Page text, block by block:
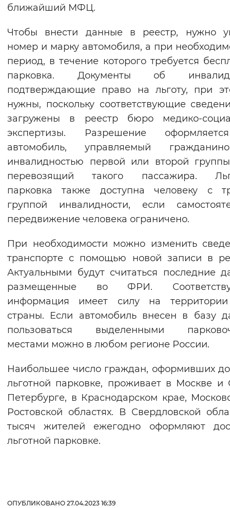
ближайший МФЦ.
Чтобы внести данные в реестр, нужно
номер и марку автомобиля, а при
период, в течение которого требуется
парковка. Документы об
подтверждающие право на льготу, при
нужны, поскольку соответствующие
загружены в реестр бюро медико-
экспертизы. Разрешение
автомобиль, управляемый
инвалидностью первой или второй
перевозящий такого пассажира.
парковка также доступна человеку с
группой инвалидности, если
передвижение человека ограничено.
При необходимости можно изменить
транспорте с помощью новой записи в
Актуальными будут считаться последние
размещенные во ФРИ.
информация имеет силу на
страны. Если автомобиль внесен в базу
пользоваться выделенными
местами можно в любом регионе России.
Наибольшее число граждан, оформивших
льготной парковке, проживает в Москве и
Петербурге, в Краснодарском крае,
Ростовской областях. В Свердловской
тысяч жителей ежегодно оформляют
льготной парковке.
ОПУБЛИКОВАНО 27.04.2023 16:39